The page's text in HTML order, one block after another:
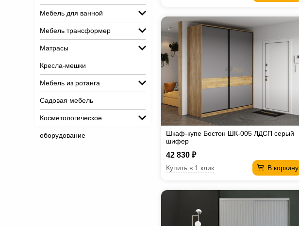
Мебель для ванной
Мебель трансформер
Матрасы
Кресла-мешки
Мебель из ротанга
Садовая мебель
Косметологическое
оборудование
Шкаф-купе Бостон ШК-005 ЛДСП серый
шифер
42 830 ₽
В корзину
Купить в 1 клик